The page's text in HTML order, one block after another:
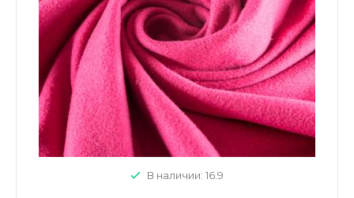
В наличии: 16.9